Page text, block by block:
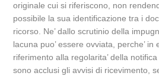
originale cui si riferiscono, non
possibile la sua identificazione tra i
ricorso. Ne’ dallo scrutinio della
lacuna puo’ essere ovviata, perche’
riferimento alla regolarita’ della
sono acclusi gli avvisi di ricevimento,